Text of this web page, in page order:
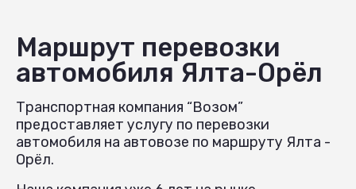
Маршрут перевозки
автомобиля Ялта-Орёл
Транспортная компания “Возом”
предоставляет услугу по перевозки
автомобиля на автовозе по маршруту Ялта -
Орёл.